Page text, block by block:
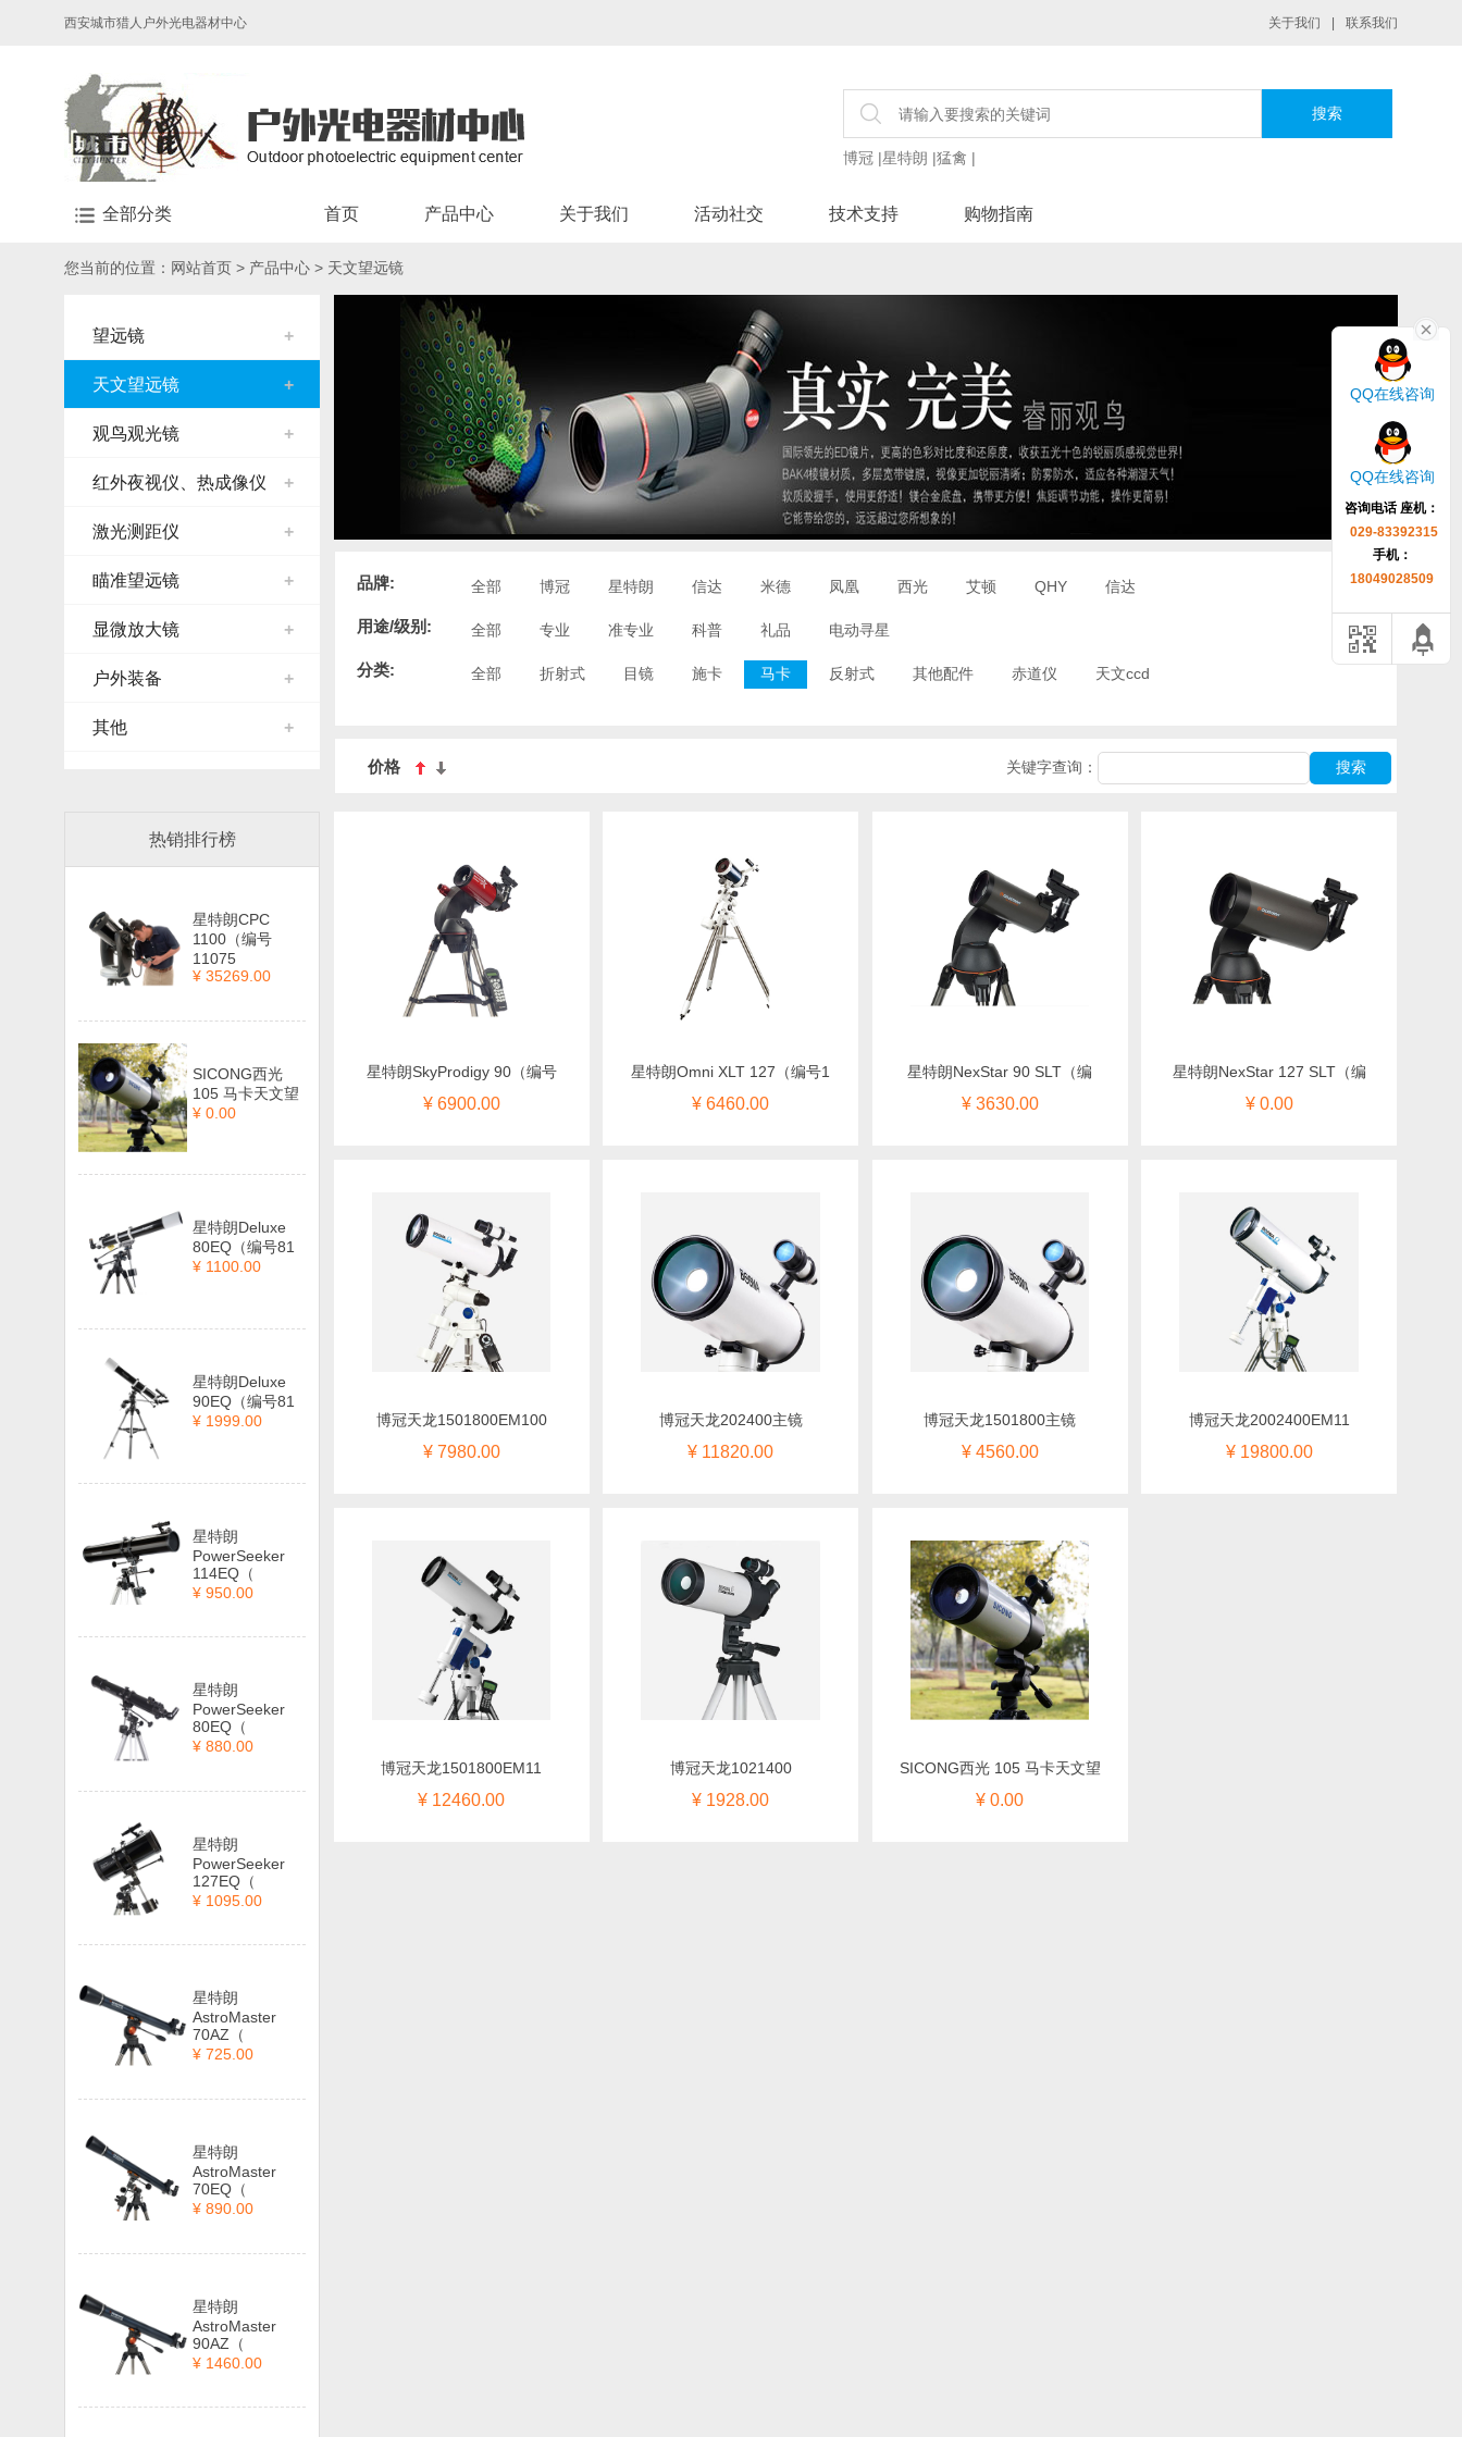
QQ在线咨询
QQ在线咨询
咨询电话 座机：
029-83392315
手机：
18049028509
西安城市猎人户外光电器材中心 关于我们 联系我们
博冠 |星特朗 |猛禽 |
全部分类 首页 产品中心 关于我们 活动社交 技术支持 购物指南
您当前的位置： 网站首页 > 产品中心 > 天文望远镜
望远镜 +
天文望远镜 +
观鸟观光镜 +
红外夜视仪、热成像仪 +
激光测距仪 +
瞄准望远镜 +
显微放大镜 +
户外装备 +
其他 +
1
品牌: 全部 博冠 星特朗 信达 米德 凤凰 西光 艾顿 QHY 信达
用途/级别: 全部 专业 准专业 科普 礼品 电动寻星
分类: 全部 折射式 目镜 施卡 马卡 反射式 其他配件 赤道仪 天文ccd
价格 关键字查询：
热销排行榜
星特朗CPC
1100（编号
11075
¥ 35269.00
SICONG西光
105 马卡天文望
¥ 0.00
星特朗Deluxe
80EQ（编号81
¥ 1100.00
星特朗Deluxe
90EQ（编号81
¥ 1999.00
星特朗
PowerSeeker
114EQ（
¥ 950.00
星特朗
PowerSeeker
80EQ（
¥ 880.00
星特朗
PowerSeeker
127EQ（
¥ 1095.00
星特朗
AstroMaster
70AZ（
¥ 725.00
星特朗
AstroMaster
70EQ（
¥ 890.00
星特朗
AstroMaster
90AZ（
¥ 1460.00
星特朗SkyProdigy 90（编号
¥ 6900.00
星特朗Omni XLT 127（编号1
¥ 6460.00
星特朗NexStar 90 SLT（编
¥ 3630.00
星特朗NexStar 127 SLT（编
¥ 0.00
博冠天龙1501800EM100
¥ 7980.00
博冠天龙202400主镜
¥ 11820.00
博冠天龙1501800主镜
¥ 4560.00
博冠天龙2002400EM11
¥ 19800.00
博冠天龙1501800EM11
¥ 12460.00
博冠天龙1021400
¥ 1928.00
SICONG西光 105 马卡天文望
¥ 0.00